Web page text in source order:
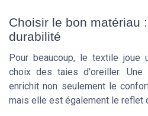
Choisir le bon matériau
durabilité
Pour beaucoup, le textile joue
choix des taies d'oreiller.
enrichit non seulement le
mais elle est également le reflet